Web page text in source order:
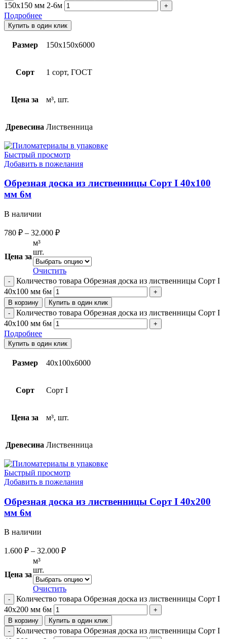
150х150 мм 2-6м
Подробнее
Купить в один клик
Размер 150х150х6000
Сорт 1 сорт, ГОСТ
Цена за м³, шт.
Древесина Лиственница
Быстрый просмотр
Добавить в пожелания
Обрезная доска из лиственницы Сорт I 40х100
мм 6м
В наличии
780 ₽ – 32.000 ₽
Цена за
м³
шт.
Очистить
Количество товара Обрезная доска из лиственницы Сорт I
40х100 мм 6м
В корзину Купить в один клик
Количество товара Обрезная доска из лиственницы Сорт I
40х100 мм 6м
Подробнее
Купить в один клик
Размер 40х100х6000
Сорт Сорт I
Цена за м³, шт.
Древесина Лиственница
Быстрый просмотр
Добавить в пожелания
Обрезная доска из лиственницы Сорт I 40х200
мм 6м
В наличии
1.600 ₽ – 32.000 ₽
Цена за
м³
шт.
Очистить
Количество товара Обрезная доска из лиственницы Сорт I
40х200 мм 6м
В корзину Купить в один клик
Количество товара Обрезная доска из лиственницы Сорт I